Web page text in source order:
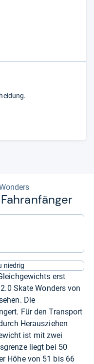
niedrig
erst
Skate Wonders von
Die
Für den Transport
Herausziehen
ist mit zwei
liegt bei 50
Höhe von 51 bis 66